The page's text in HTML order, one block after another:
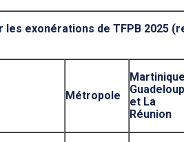
les exonérations de TFPB 2025
Métropole
et La
Réunion